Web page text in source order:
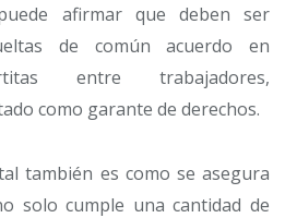
afirmar que deben ser
de común acuerdo en
entre trabajadores,
como garante de derechos.
también es como se asegura
solo cumple una cantidad de